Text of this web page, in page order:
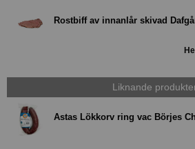
Rostbiff av innanlår skivad
Liknande
Astas Lökkorv ring vac Börjes